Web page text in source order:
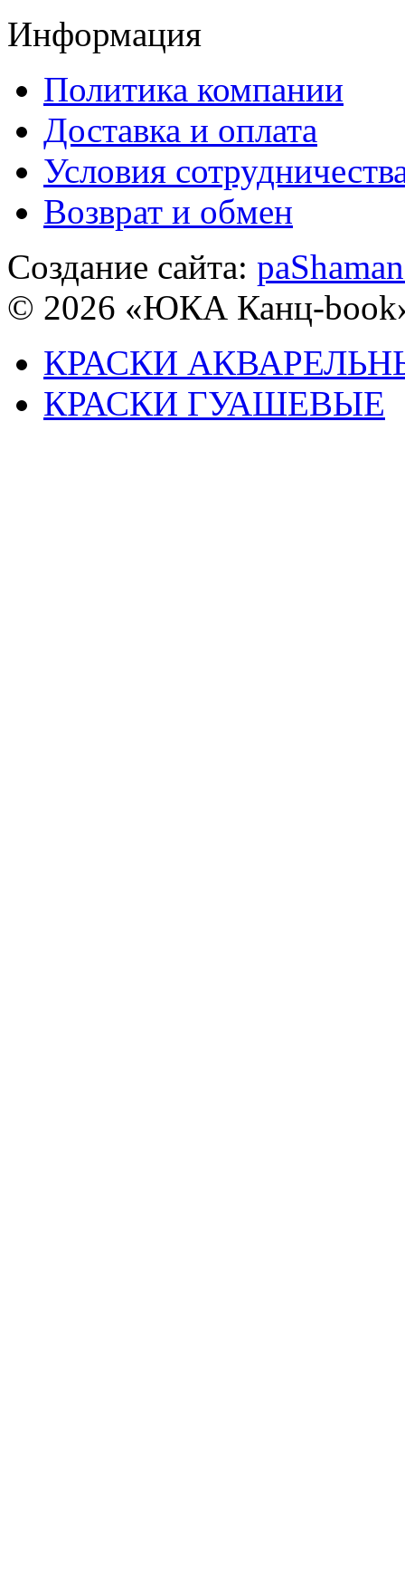
Информация
Политика компании
Доставка и оплата
Условия
Возврат и обмен
Создание сайта:
© 2026 «ЮКА Канц-
КРАСКИ
КРАСКИ ГУАШЕВЫЕ